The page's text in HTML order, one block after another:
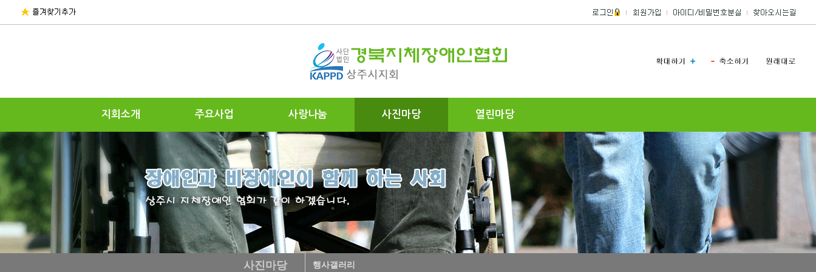
지회소개 주요사업 사랑나눔 사진마당 열린마당
사진마당 행사갤러리